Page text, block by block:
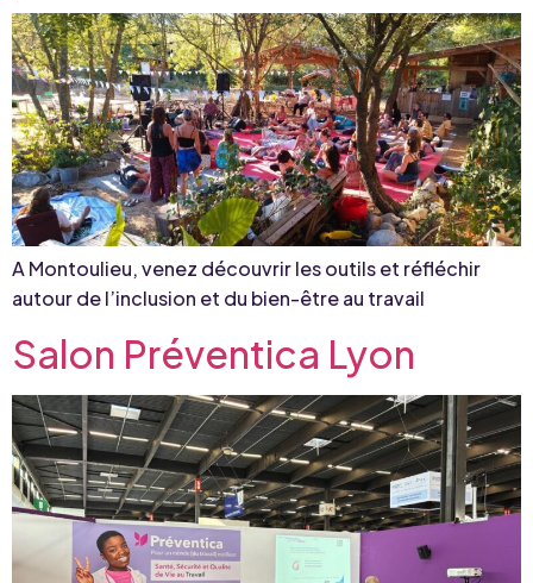
A Montoulieu, venez découvrir les outils et réfléchir
autour de l’inclusion et du bien-être au travail
Salon Préventica Lyon